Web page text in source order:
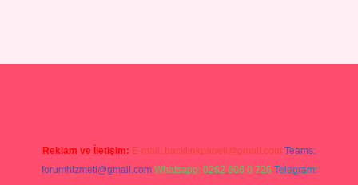
Reklam ve İletişim: E-mail: backlinkpaneli@gmail.com Teams:
forumhizmeti@gmail.com Whatsapp: 0262 606 0 726 Telegram: